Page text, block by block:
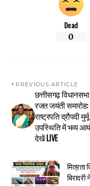
Dead
0
PREVIOUS ARTICLE
छत्तीसगढ़
रजत जयंती समारोह:
राष्ट्रपति द्रौपदी
उपस्थिति में भव्य
देखें LIVE
मित्रता